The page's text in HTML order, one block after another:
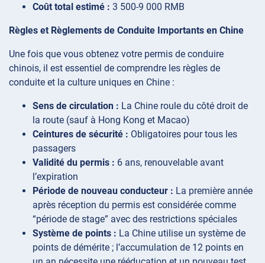
Coût total estimé : 3 500-9 000 RMB
Règles et Règlements de Conduite Importants en Chine
Une fois que vous obtenez votre permis de conduire
chinois, il est essentiel de comprendre les règles de
conduite et la culture uniques en Chine :
Sens de circulation : La Chine roule du côté droit de
la route (sauf à Hong Kong et Macao)
Ceintures de sécurité : Obligatoires pour tous les
passagers
Validité du permis : 6 ans, renouvelable avant
l’expiration
Période de nouveau conducteur : La première année
après réception du permis est considérée comme
“période de stage” avec des restrictions spéciales
Système de points : La Chine utilise un système de
points de démérite ; l’accumulation de 12 points en